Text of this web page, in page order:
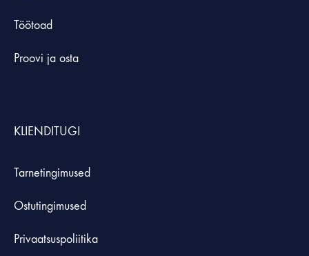
Töötoad
Proovi ja osta
KLIENDITUGI
Tarnetingimused
Ostutingimused
Privaatsuspoliitika